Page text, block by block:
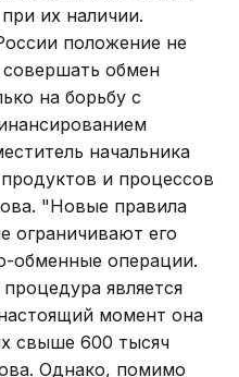
их наличии.
положение не
обмен
на борьбу с
начальника
и процессов
"Новые правила
ограничивают его
обменные операции.
является
момент она
свыше 600 тысяч
Однако, помимо